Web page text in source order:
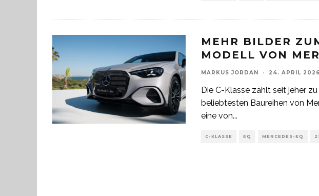
MEHR BILDER
MODELL VON
MARKUS JORDAN · 24. APRIL 2026
Die C-Klasse zählt seit jeher
beliebtesten Baureihen von
eine von...
C-KLASSE EQ MERCEDES-EQ